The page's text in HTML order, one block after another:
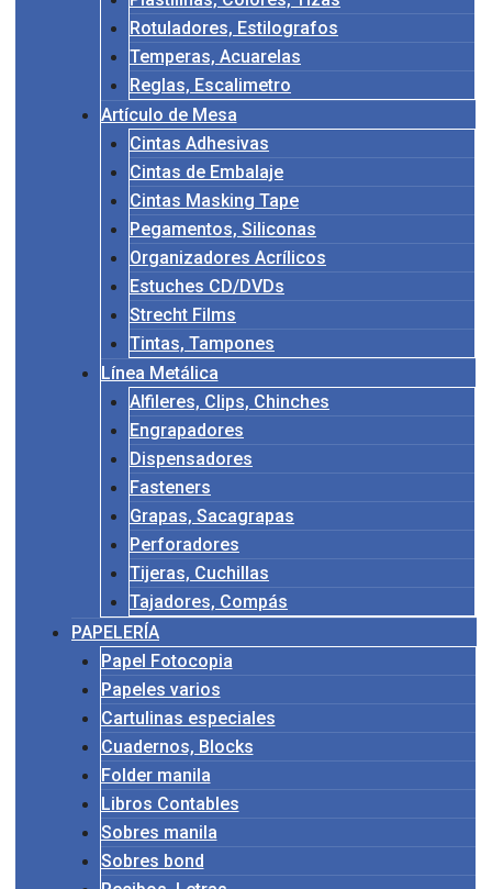
Rotuladores, Estilografos
Temperas, Acuarelas
Reglas, Escalimetro
Artículo de Mesa
Cintas Adhesivas
Cintas de Embalaje
Cintas Masking Tape
Pegamentos, Siliconas
Organizadores Acrílicos
Estuches CD/DVDs
Strecht Films
Tintas, Tampones
Línea Metálica
Alfileres, Clips, Chinches
Engrapadores
Dispensadores
Fasteners
Grapas, Sacagrapas
Perforadores
Tijeras, Cuchillas
Tajadores, Compás
PAPELERÍA
Papel Fotocopia
Papeles varios
Cartulinas especiales
Cuadernos, Blocks
Folder manila
Libros Contables
Sobres manila
Sobres bond